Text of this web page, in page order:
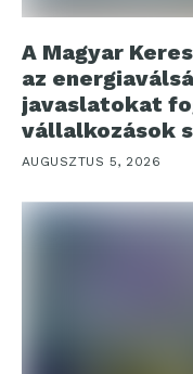
A Magyar
az
javaslatokat
vállalkozások
AUGUSZTUS 5, 2026